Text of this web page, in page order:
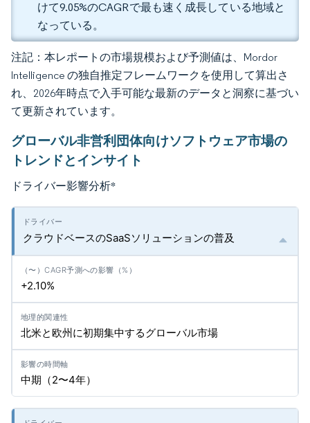
けて9.05%のCAGRで最も速く成長している地域と
なっている。
注記：本レポートの市場規模および予測値は、Mordor
Intelligence の独自推定フレームワークを使用して算出さ
れ、2026年時点で入手可能な最新のデータと洞察に基づい
て更新されています。
グローバル非営利団体向けソフトウェア市場の
トレンドとインサイト
ドライバー影響分析*
クラウドベースのSaaSソリューションの普及
+2.10%
北米と欧州に初期集中するグローバル市場
中期（2〜4年）